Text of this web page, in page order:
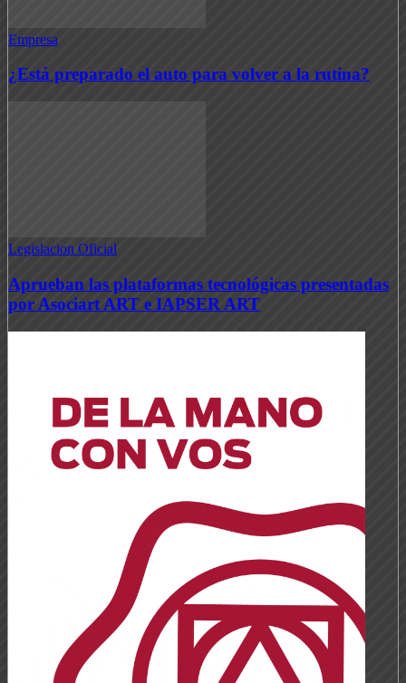
Empresa
¿Está preparado el auto para volver a la rutina?
Legislacion Oficial
Aprueban las plataformas tecnológicas presentadas
por Asociart ART e IAPSER ART